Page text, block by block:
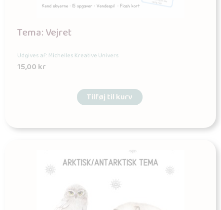
Tema: Vejret
Udgives af: Michelles Kreative Univers
15,00kr
Tilføj til kurv